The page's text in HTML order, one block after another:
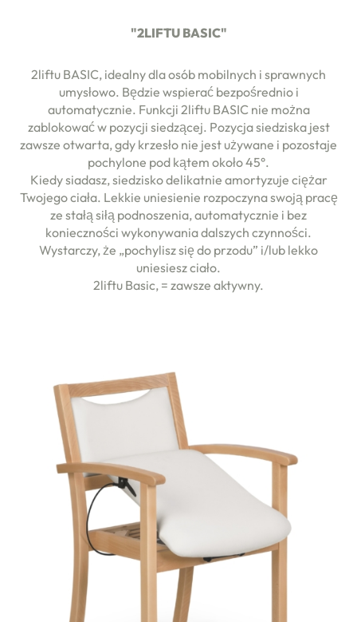
"2LIFTU BASIC"
2liftu BASIC, idealny dla osób mobilnych i sprawnych
umysłowo. Będzie wspierać bezpośrednio i
automatycznie. Funkcji 2liftu BASIC nie można
zablokować w pozycji siedzącej. Pozycja siedziska jest
zawsze otwarta, gdy krzesło nie jest używane i pozostaje
pochylone pod kątem około 45°.
Kiedy siadasz, siedzisko delikatnie amortyzuje ciężar
Twojego ciała. Lekkie uniesienie rozpoczyna swoją pracę
ze stałą siłą podnoszenia, automatycznie i bez
konieczności wykonywania dalszych czynności.
Wystarczy, że „pochylisz się do przodu” i/lub lekko
uniesiesz ciało.
2liftu Basic, = zawsze aktywny.